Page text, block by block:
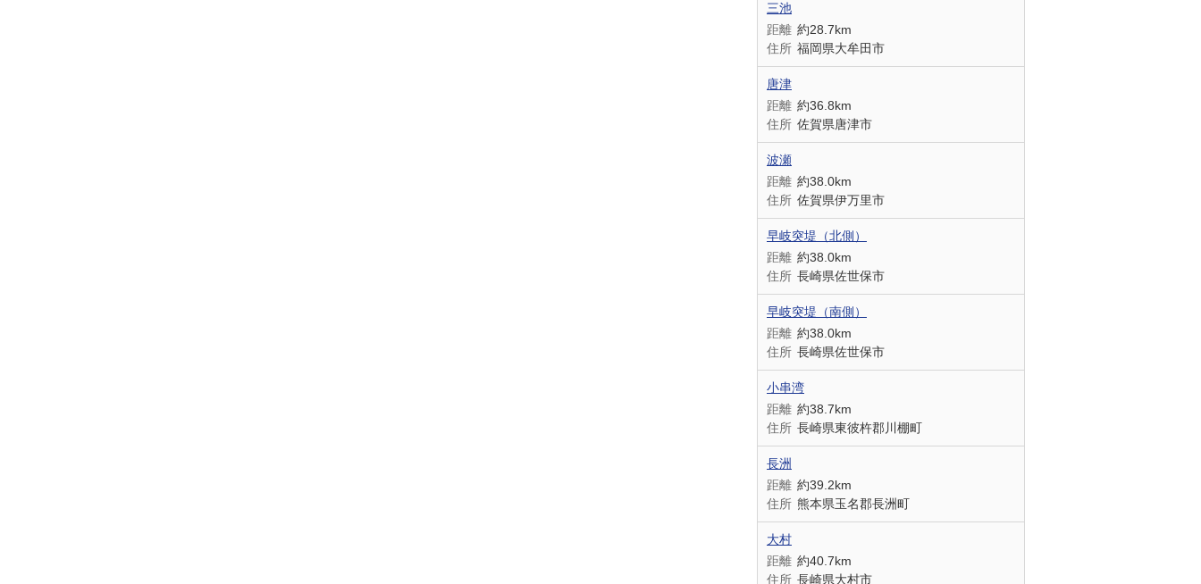
三池
距離 約28.7km
住所 福岡県大牟田市
唐津
距離 約36.8km
住所 佐賀県唐津市
波瀬
距離 約38.0km
住所 佐賀県伊万里市
早岐突堤（北側）
距離 約38.0km
住所 長崎県佐世保市
早岐突堤（南側）
距離 約38.0km
住所 長崎県佐世保市
小串湾
距離 約38.7km
住所 長崎県東彼杵郡川棚町
長洲
距離 約39.2km
住所 熊本県玉名郡長洲町
大村
距離 約40.7km
住所 長崎県大村市